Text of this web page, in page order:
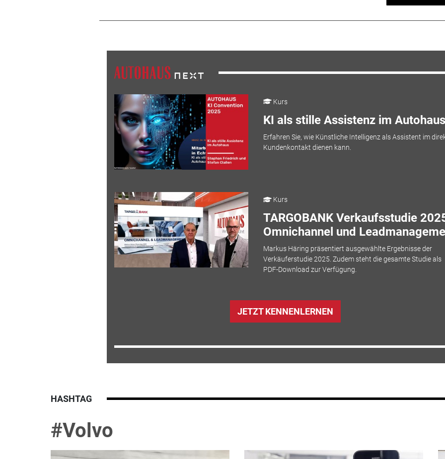
Kurs
KI als stille Assistenz im Autohaus
Erfahren Sie, wie Künstliche Intelligenz als Assistent im
Kundenkontakt dienen kann.
Kurs
TARGOBANK Verkaufsstudie
Omnichannel und
Markus Häring präsentiert ausgewählte Ergebnisse der
Verkäuferstudie 2025. Zudem steht die gesamte Studie als
PDF-Download zur Verfügung.
JETZT KENNENLERNEN
HASHTAG
#Volvo